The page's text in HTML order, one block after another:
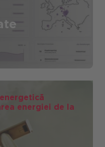
energiei de la